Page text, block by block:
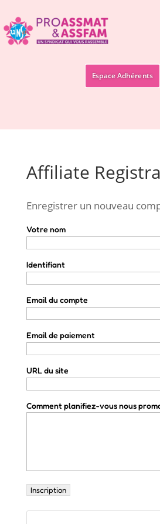
Espace Adhérents
Affiliate
Enregistrer un nouveau
Votre nom
Identifiant
Email du compte
Email de paiement
URL du site
Comment planifiez-vous nous